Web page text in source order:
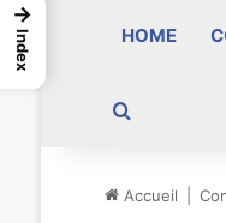
HOME
Accueil
→
Index